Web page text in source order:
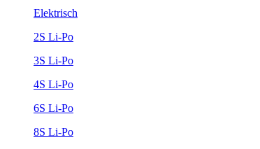
Elektrisch
2S Li-Po
3S Li-Po
4S Li-Po
6S Li-Po
8S Li-Po